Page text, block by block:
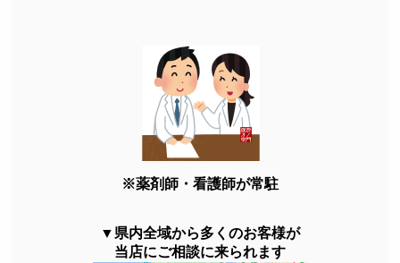
※薬剤師・看護師が常駐
▼県内全域から多くのお客様が
当店にご相談に来られます